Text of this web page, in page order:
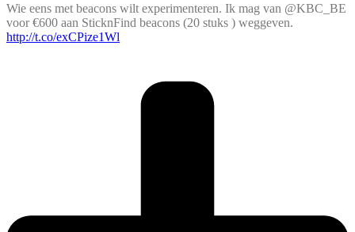
Wie eens met beacons wilt experimenteren. Ik mag van @KBC_BE
voor €600 aan SticknFind beacons (20 stuks ) weggeven.
http://t.co/exCPize1Wl